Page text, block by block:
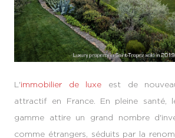
L'immobilier de luxe est de
attractif en France. En pleine santé,
gamme attire un grand nombre
comme étrangers, séduits par la